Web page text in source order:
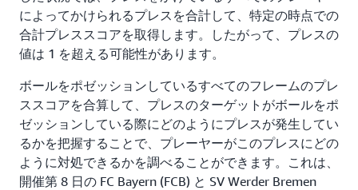
によってかけられるプレスを合計して、特定の時点での
合計プレススコアを取得します。したがって、プレスの
値は 1 を超える可能性があります。
ボールをポゼッションしているすべてのフレームのプレ
ススコアを合算して、プレスのターゲットがボールをポ
ゼッションしている際にどのようにプレスが発生してい
るかを把握することで、プレーヤーがこのプレスにどの
ように対処できるかを調べることができます。これは、
開催第 8 日の FC Bayern (FCB) と SV Werder Bremen